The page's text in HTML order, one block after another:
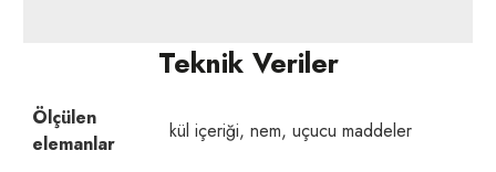
Teknik Veriler
Ölçülen
elemanlar
kül içeriği, nem, uçucu maddeler